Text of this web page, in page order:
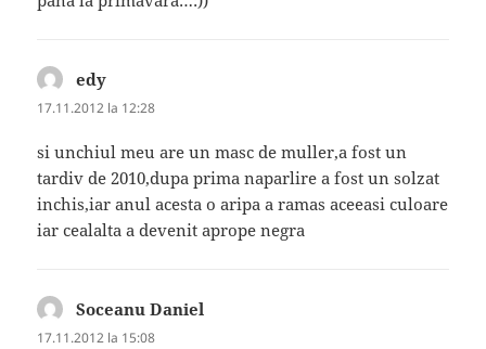
edy
17.11.2012 la 12:28
si unchiul meu are un masc de muller,a fost un
tardiv de 2010,dupa prima naparlire a fost un solzat
inchis,iar anul acesta o aripa a ramas aceeasi culoare
iar cealalta a devenit aprope negra
Soceanu Daniel
17.11.2012 la 15:08